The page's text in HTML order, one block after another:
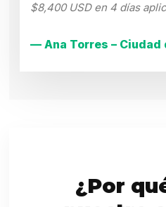
$8,400 USD en 4 días
— Ana Torres – Ciudad
¿Por